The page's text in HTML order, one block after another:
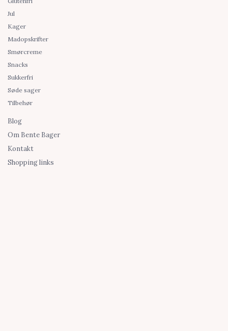
Jul
Kager
Madopskrifter
Smørcreme
Snacks
Sukkerfri
Søde sager
Tilbehør
Blog
Om Bente Bager
Kontakt
Shopping links